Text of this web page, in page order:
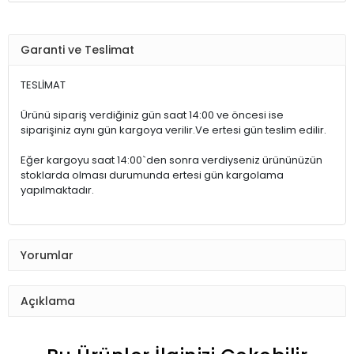
Garanti ve Teslimat
TESLİMAT
Ürünü sipariş verdiğiniz gün saat 14:00 ve öncesi ise
siparişiniz aynı gün kargoya verilir.Ve ertesi gün teslim edilir.
Eğer kargoyu saat 14:00`den sonra verdiyseniz ürününüzün
stoklarda olması durumunda ertesi gün kargolama
yapılmaktadır.
Yorumlar
Açıklama